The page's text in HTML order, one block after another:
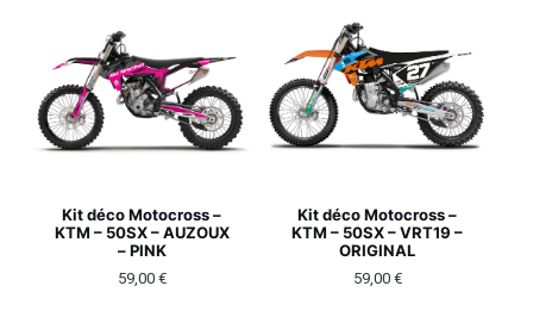
Kit déco Motocross –
KTM – 50SX – AUZOUX
– PINK
59,00 €
Kit déco Motocross –
KTM – 50SX – VRT19 –
ORIGINAL
59,00 €